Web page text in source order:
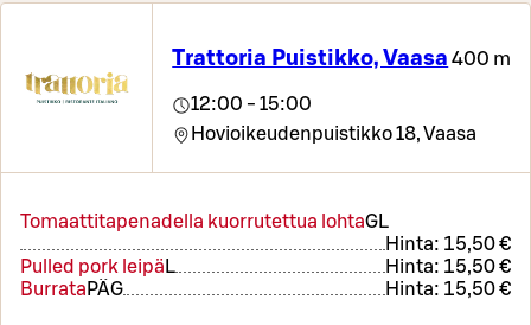
Trattoria Puistikko, Vaasa 400 m
12:00 - 15:00
Hovioikeudenpuistikko 18,Vaasa
Tomaattitapenadella kuorrutettua lohtaGL
Hinta: 15,50 €
Pulled pork leipä L Hinta: 15,50 €
Burrata PÄG Hinta: 15,50 €